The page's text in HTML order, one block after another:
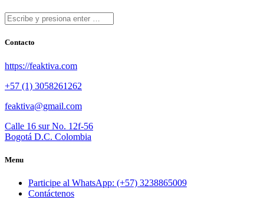
Contacto
https://feaktiva.com
+57 (1) 3058261262
feaktiva@gmail.com
Calle 16 sur No. 12f-56
Bogotá D.C. Colombia
Menu
Participe al WhatsApp: (+57) 3238865009
Contáctenos